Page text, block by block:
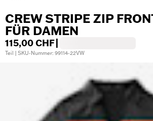
CREW STRIPE ZIP
FÜR DAMEN
115,00 CHF
Teil | SKU-Nummer: 99114-22VW